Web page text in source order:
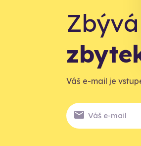
Zbývá
Váš e-mail je